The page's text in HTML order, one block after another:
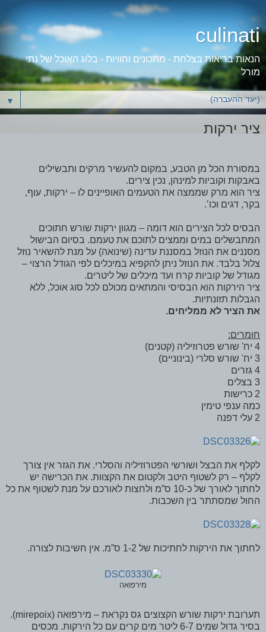
culinati
הנאות בריאות בצלחת - מתכונים וחוויות - בלוג האוכל של נתי
מורל
▼
ציר ירקות
במסורת הכל מן הטבע, במקום להעשיר מרקים ותבשילים
באבקות וקוביות למינהן, נכין צירים.
ציר הוא מרק שממצה את הטעמים האופיינים לו – ירקות, עוף,
בקר, דגים וכו’.
הבסיס לכל הצירים הוא דומה – מגוון ירקות שורש חתוכים
המתבשלים במים וממצים לתוכם את טעמם. בסיום הבישול
מסננים את הנוזל במסננת עדינה (שינואה) על מנת להשאיר נוזל
צלול בלבד. את הנוזל ניתן להקפיא במיכלים לפי הגודל הרצוי –
מגודל של קוביות קרח ועד מיכלים של ליטרים.
ציר הירקות הוא הבסיסי והמתאים מכולם לכל סוג אוכל, ללא
הגבלות תזונתיות.
את הציר לא ממליחים.
חומרים:
4 יח' שורש פטרוזיליה (קטנים)
3 יח' שורש סלרי (בינוניים)
4 גזרים
3 בצלים
2 כרישות
כמה ענפי טימין
2 עלי דפנה
לקלף את הבצל ושורשי הפטרוזיליה והסלרי. את הגזר אין צורך
לקלף – רק לשטוף היטב ולקטום את הקצוות. את הכרישה יש
לחתוך לאורך של כ-10 ס”מ ולחצות לאורכם על מנת לשטוף את כל
החול שמסתתר בין השכבות.
לחתוך את הירקות לחתיכות של 1-2 ס”מ. אין חשיבות לצורה.
מירפואה
תערובת ירקות שורש הקצוצים גס נקראת – מירפואה (mirepoix).
בסיר גדול שמים 6-7 ליטר מים קרים עם כל הירקות. מכסים